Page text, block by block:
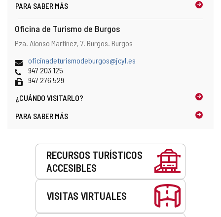
PARA SABER MÁS
Oficina de Turismo de Burgos
Dirección
localización
en
el
mapa
Dirección
Pza. Alonso Martínez, 7. Burgos. Burgos
Dirección
de
correo
electrónico
oficinadeturismodeburgos@jcyl.es
Teléfonos
947 203 125
Fax 947 276 529
¿CUÁNDO VISITARLO?
PARA SABER MÁS
RECURSOS TURÍSTICOS
ACCESIBLES
VISITAS VIRTUALES